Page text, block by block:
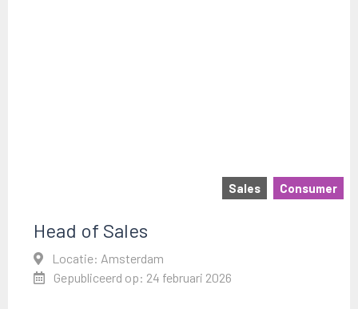
Sales Consumer
Head of Sales
Locatie: Amsterdam
Gepubliceerd op: 24 februari 2026